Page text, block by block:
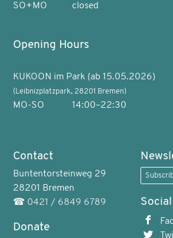
SO+MO
closed
Opening Hours
KUKOON im Park (ab 15.05.2026)
(Leibnizplatzpark, 28201 Bremen)
MO-SO 14:00–22:30
Contact
Buntentorsteinweg 29
28201 Bremen
☎ 0421 / 6849 6789
Donate